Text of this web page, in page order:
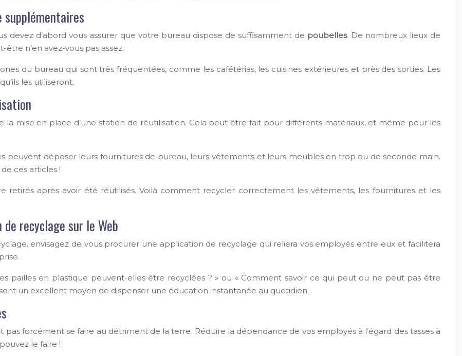
supplémentaires
devez d’abord vous assurer que votre bureau dispose de suffisamment de poubelles. De nombreux lieux de
être n’en avez-vous pas assez.
du bureau qui sont très fréquentées, comme les cafétérias, les cuisines extérieures et près des sorties. Les
les utiliseront.
la mise en place d’une station de réutilisation. Cela peut être fait pour différents matériaux, et même pour les
peuvent déposer leurs fournitures de bureau, leurs vêtements et leurs meubles en trop ou de seconde main.
ces articles !
retirés après avoir été réutilisés. Voilà comment recycler correctement les vêtements, les fournitures et les
recyclage sur le Web
envisagez de vous procurer une application de recyclage qui reliera vos employés entre eux et facilitera
pailles en plastique peuvent-elles être recyclées ? » ou « Comment savoir ce qui peut ou ne peut pas être
un excellent moyen de dispenser une éducation instantanée au quotidien.
forcément se faire au détriment de la terre. Réduire la dépendance de vos employés à l’égard des tasses à
le faire !